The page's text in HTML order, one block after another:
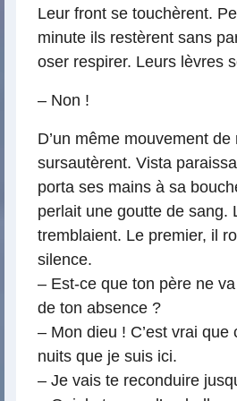
Leur front se touchèrent.
minute ils restèrent sans
oser respirer. Leurs lèvres
– Non !
D’un même mouvement de
sursautèrent. Vista
porta ses mains à sa
perlait une goutte de sang.
tremblaient. Le premier, il
silence.
– Est-ce que ton père ne
de ton absence ?
– Mon dieu ! C’est vrai que
nuits que je suis ici.
– Je vais te reconduire